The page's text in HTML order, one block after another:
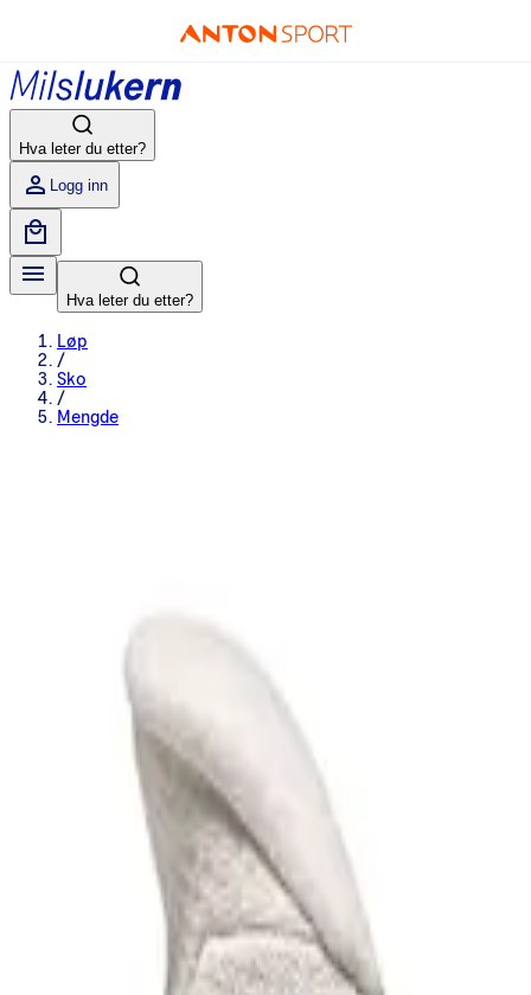
Hva leter du etter?
Logg inn
Hva leter du etter?
Løp
/
Sko
/
Mengde